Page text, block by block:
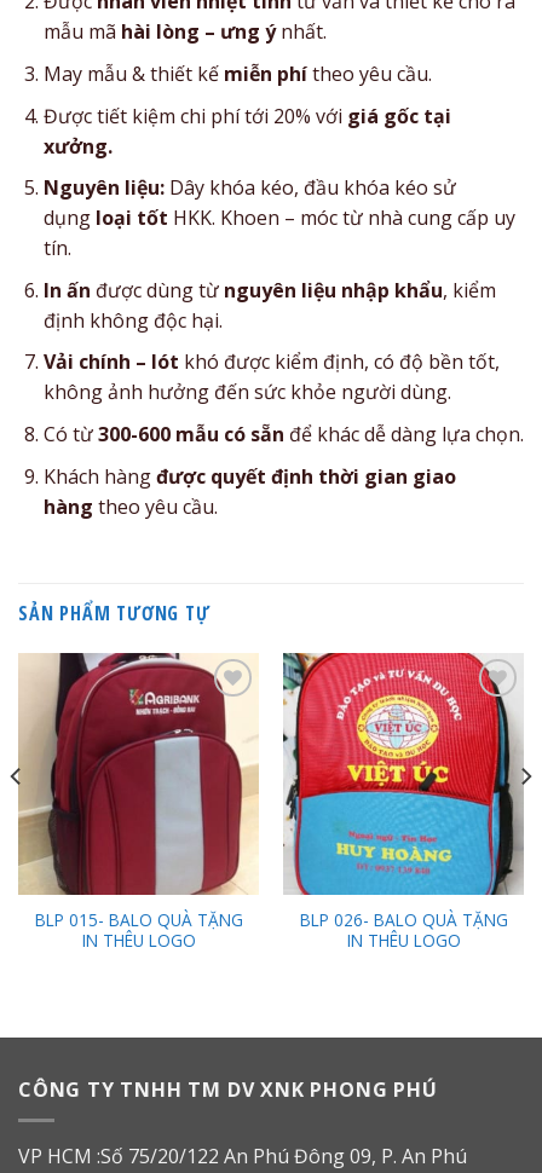
mẫu mã hài lòng – ưng ýnhất.
May mẫu & thiết kế miễn phítheo yêu cầu.
Được tiết kiệm chi phí tới 20% với giá gốc tại
xưởng.
Nguyên liệu:Dây khóa kéo, đầu khóa kéo sử
dụngloại tốt HKK. Khoen – móc từ nhà cung cấp uy
tín.
In ấn được dùng từ nguyên liệu nhập khẩu, kiểm
định không độc hại.
Vải chính – lót khó được kiểm định, có độ bền tốt,
không ảnh hưởng đến sức khỏe người dùng.
Có từ300-600 mẫu có sẵn để khác dễ dàng lựa chọn.
Khách hàngđược quyết định thời gian giao
hàng theo yêu cầu.
SẢN PHẨM TƯƠNG TỰ
Add to
Wishlist
BLP 015- BALO QUÀ TẶNG
IN THÊU LOGO
Add to
Wishlist
BLP 026- BALO QUÀ TẶNG
IN THÊU LOGO
CÔNG TY TNHH TM DV XNK PHONG PHÚ
VP HCM :Số 75/20/122 An Phú Đông 09, P. An Phú